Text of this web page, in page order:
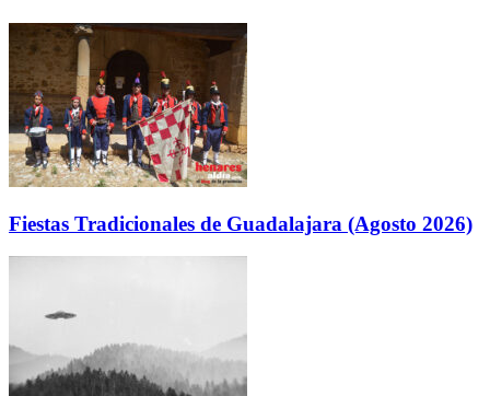
Fiestas Tradicionales de Guadalajara (Agosto 2026)